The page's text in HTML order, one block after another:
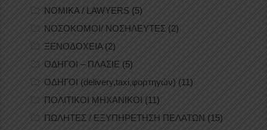
ΝΟΜΙΚΑ / LAWYERS (5)
ΝΟΣΟΚΟΜΟΙ/ ΝΟΣΗΛΕΥΤΕΣ (2)
ΞΕΝΟΔΟΧΕΙΑ(2)
ΟΔΗΓΟΙ – ΠΛΑΣΙΕ (5)
ΟΔΗΓΟΙ (delivery,taxi,φορτηγών) (11)
ΠΟΛΙΤΙΚΟΙ ΜΗΧΑΝΙΚΟΙ (11)
ΠΩΛΗΤΕΣ / ΕΞΥΠΗΡΕΤΗΣΗ ΠΕΛΑΤΩΝ (15)